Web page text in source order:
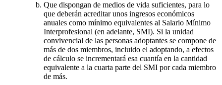
Que dispongan de medios de vida suficientes, para lo
que deberán acreditar unos ingresos económicos
anuales como mínimo equivalentes al Salario Mínimo
Interprofesional (en adelante, SMI). Si la unidad
convivencial de las personas adoptantes se compone de
más de dos miembros, incluido el adoptando, a efectos
de cálculo se incrementará esa cuantía en la cantidad
equivalente a la cuarta parte del SMI por cada miembro
de más.